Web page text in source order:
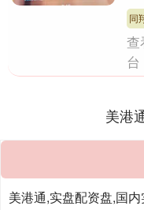
工
同
查
台
美港
美港通,实盘配资盘,国